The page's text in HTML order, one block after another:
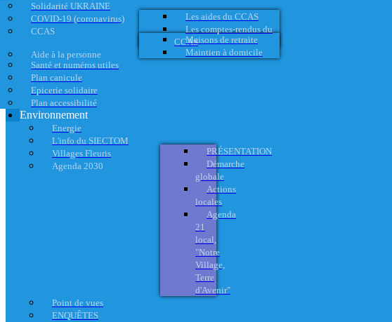
Solidarité UKRAINE
COVID-19 (coronavirus)
CCAS
Les aides du CCAS
Les comptes-rendus du
CCAS
Aide à la personne
Maisons de retraite
Maintien à domicile
Santé et numéros utiles
Plan canicule
Epicerie solidaire
Plan accessibilité
Environnement
Energie
L'info du SIECTOM
Villages Fleuris
Agenda 2030
PRÉSENTATION
Démarche
globale
Actions
locales
Agenda
21
local,
"Notre
Village,
Terre
d'Avenir"
Point de vues
ENQUÊTES